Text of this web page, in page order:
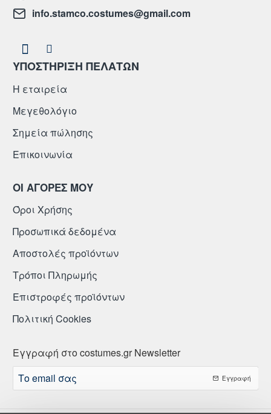
info.stamco.costumes@gmail.com
ΥΠΟΣΤΗΡΙΞΗ ΠΕΛΑΤΩΝ
Η εταιρεία
Μεγεθολόγιο
Σημεία πώλησης
Επικοινωνία
ΟΙ ΑΓΟΡΕΣ ΜΟΥ
Όροι Χρήσης
Προσωπικά δεδομένα
Αποστολές προϊόντων
Τρόποι Πληρωμής
Επιστροφές προϊόντων
Πολιτική Cookies
Εγγραφή στο costumes.gr Newsletter
email
Εγγραφή